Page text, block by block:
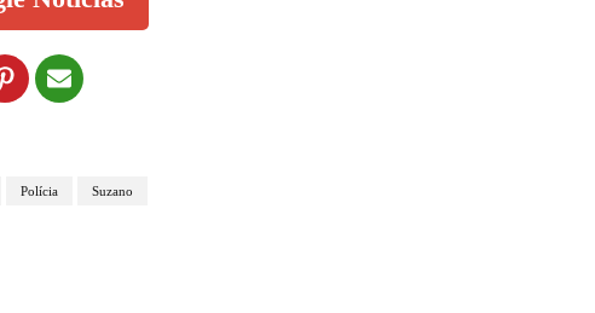
Polícia Suzano